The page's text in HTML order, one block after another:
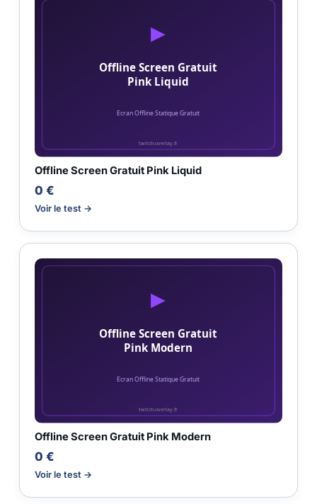
Offline Screen Gratuit Pink Liquid
0 €
Voir le test →
Offline Screen Gratuit Pink Modern
0 €
Voir le test →